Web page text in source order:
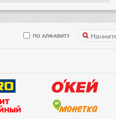
ПО АЛФАВИТУ